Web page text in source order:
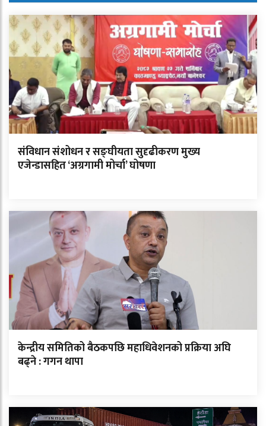
संविधान संशोधन र सङ्घीयता सुदृढीकरण मुख्य
एजेन्डासहित ‘अग्रगामी मोर्चा’ घोषणा
केन्द्रीय समितिको बैठकपछि महाधिवेशनको प्रक्रिया अघि
बढ्ने : गगन थापा